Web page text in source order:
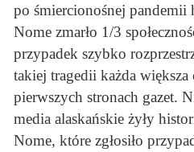
po śmiercionośnej pandemii
Nome zmarło 1/3
przypadek szybko
takiej tragedii każda większa
pierwszych stronach gazet.
media alaskańskie żyły
Nome, które zgłosiło